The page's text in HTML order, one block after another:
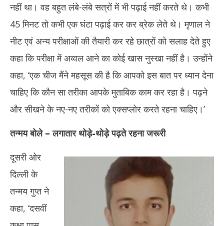
नहीं था। वह बहुत लंबे-लंबे सत्रों में भी पढ़ाई नहीं करते थे। कभी
45 मिनट तो कभी एक घंटा पढ़ाई कर कर ब्रेक लेते थे। मृणाल ने
नीट एवं अन्य परीक्षाओं की तैयारी कर रहे छात्रों को सलाह देते हुए
कहा कि परीक्षा में अव्वल आने का कोई खास नुस्खा नहीं है। उन्होंने
कहा, ‘एक चीज मैंने महसूस की है कि आपको इस बात पर ध्यान देना
चाहिए कि कौन सा तरीका आपके मुताबिक काम कर रहा है। पढ़ने
और सीखने के नए-नए तरीकों को एक्सप्लोर करते रहना चाहिए।’
तन्मय बोले – लगातार थोड़े-थोड़े पढ़ते रहना जरूरी
दूसरी ओर
दिल्ली के
तन्मय गुप्त ने
कहा, ‘दसवीं